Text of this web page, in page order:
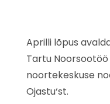
Aprilli lõpus
Tartu Noorsootöö
noortekeskuse
Ojastu‘st.